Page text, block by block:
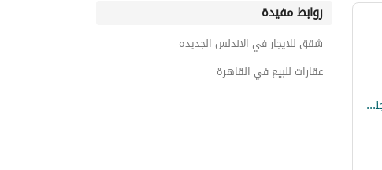
شقه للبيع استلام فوري في الاندلس دقيقه تراه التسعين الجنوبي
روابط مفيدة
شقق للايجار في الاندلس الجديده
عقارات للبيع في القاهرة